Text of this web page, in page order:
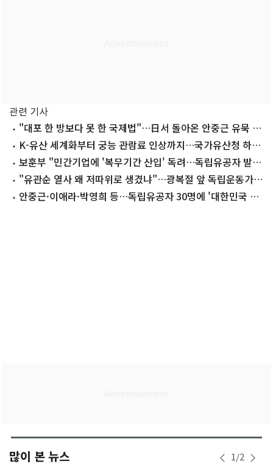
관련 기사
"대포 한 방보다 못 한 국제법"…日서 돌아온 안중근 유묵 공
개된다
K-유산 세계화부터 궁능 관람료 인상까지…국가유산청 하반
기 업무보고
보훈부 "민간기업에 '복무기간 산입' 독려…독립유공자 발굴
·포상 확대"
"유관순 열사 왜 저따위로 생겼냐"…광복절 앞 독립운동가
조롱 '분노'
안중근·이애라·박영희 등…독립유공자 30명에 '대한민국 명
많이 본 뉴스 1/2